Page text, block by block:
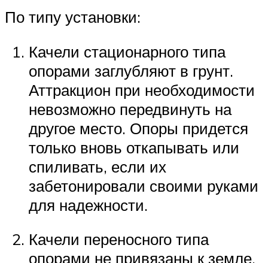
По типу установки:
Качели стационарного типа
опорами заглубляют в грунт.
Аттракцион при необходимости
невозможно передвинуть на
другое место. Опоры придется
только вновь откапывать или
спиливать, если их
забетонировали своими руками
для надежности.
Качели переносного типа
опорами не привязаны к земле.